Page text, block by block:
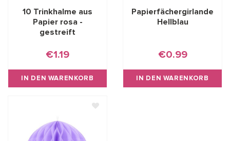
10 Trinkhalme aus
Papier rosa -
gestreift
€1.19
IN DEN WARENKORB
Papierfächergirlande
Hellblau
€0.99
IN DEN WARENKORB